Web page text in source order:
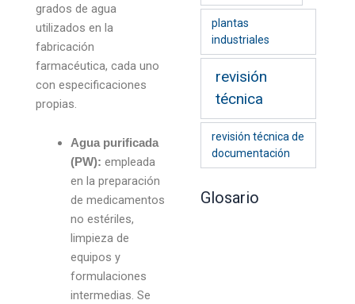
grados de agua
utilizados en la
fabricación
farmacéutica, cada uno
con especificaciones
propias.
Agua purificada
(PW): empleada
en la preparación
de medicamentos
no estériles,
limpieza de
equipos y
formulaciones
intermedias. Se
plantas
industriales
revisión
técnica
revisión técnica de
documentación
Glosario